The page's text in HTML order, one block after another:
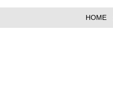
HOME